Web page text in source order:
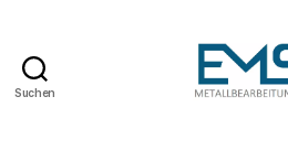
Suchen